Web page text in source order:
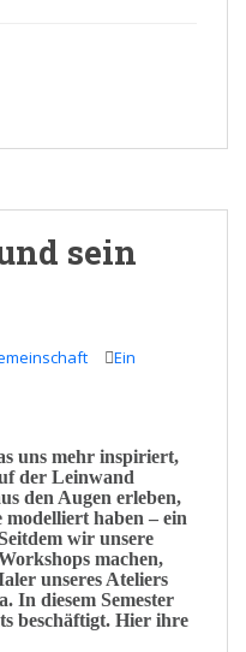
sein
Ein
uns mehr inspiriert,
der Leinwand
den Augen erleben,
modelliert haben – ein
wir unsere
machen,
unseres Ateliers
In diesem Semester
beschäftigt. Hier ihre